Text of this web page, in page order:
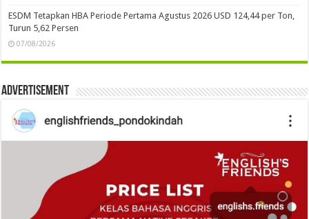
ESDM Tetapkan HBA Periode Pertama Agustus 2026 USD 124,44 per Ton,
Turun 5,62 Persen
07/08/2026
Advertisement